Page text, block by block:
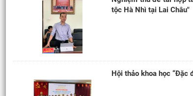
tộc Hà Nhì tại Lai Châu"
Hội thảo khoa học “Đặc